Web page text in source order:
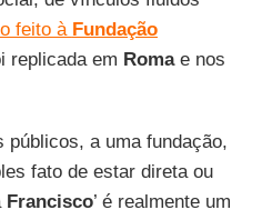
feito à Fundação
replicada em Romae nos
públicos, a uma fundação,
fato de estar direta ou
Francisco’ é realmente um